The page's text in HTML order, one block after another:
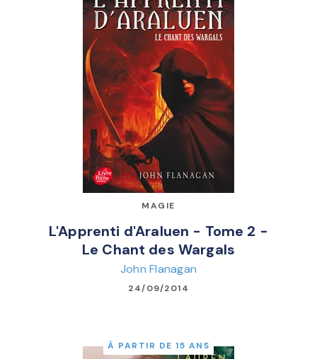
MAGIE
L'Apprenti d'Araluen - Tome 2 -
Le Chant des Wargals
John Flanagan
24/09/2014
À PARTIR DE 15 ANS